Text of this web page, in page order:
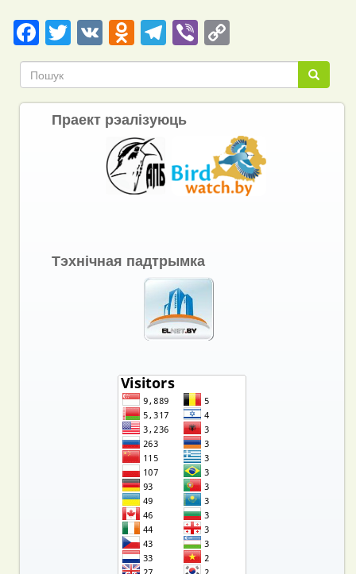
Facebook
Twitter
VKOdnoklassniki
Telegram
ViberCopy
Link Пошук
Пошук
Праект рэалізуюць
Тэхнічная падтрымка